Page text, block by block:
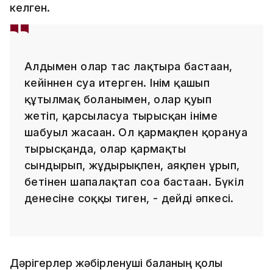
келген.
Алдымен олар тас лақтыра бастаған,
кейіннен суға итерген. Інім қашып
құтылмақ болғанымен, олар қуып
жетіп, қарсыласуға тырысқан ініме
шабуыл жасаған. Ол қармақпен қорғануға
тырысқанда, олар қармақты
сындырып, жұдырықпен, аяқпен ұрып,
бетінен шапалақтап соға бастаған. Бүкіл
денесіне соққы тиген, - дейді әпкесі.
Дәрігерлер жәбірленуші баланың қолы